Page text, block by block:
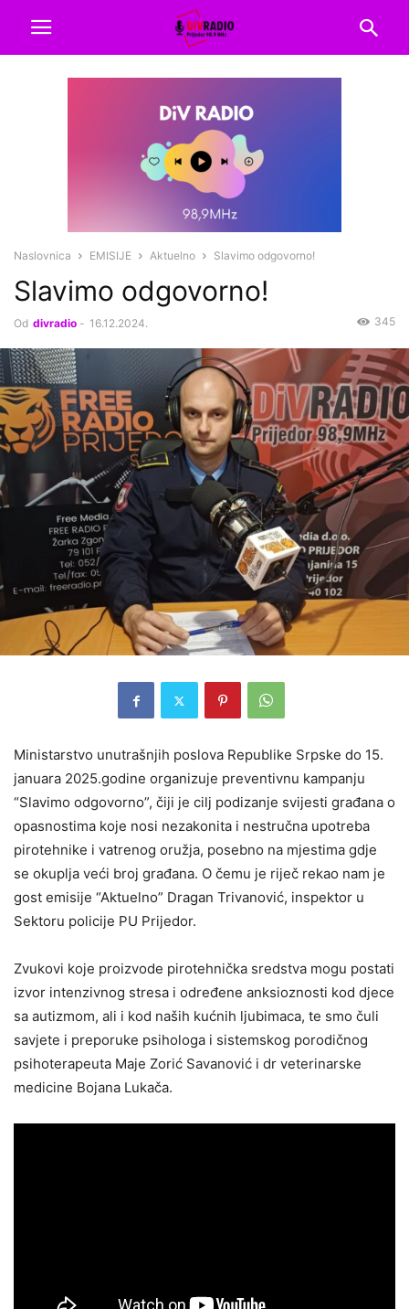
Naslovnica EMISIJE Aktuelno Slavimo odgovorno!
Slavimo odgovorno!
Od divradio - 16.12.2024. 345
Ministarstvo unutrašnjih poslova Republike Srpske do 15.
januara 2025.godine organizuje preventivnu kampanju
“Slavimo odgovorno”, čiji je cilj podizanje svijesti građana o
opasnostima koje nosi nezakonita i nestručna upotreba
pirotehnike i vatrenog oružja, posebno na mjestima gdje
se okuplja veći broj građana. O čemu je riječ rekao nam je
gost emisije “Aktuelno” Dragan Trivanović, inspektor u
Sektoru policije PU Prijedor.
Zvukovi koje proizvode pirotehnička sredstva mogu postati
izvor intenzivnog stresa i određene anksioznosti kod djece
sa autizmom, ali i kod naših kućnih ljubimaca, te smo čuli
savjete i preporuke psihologa i sistemskog porodičnog
psihoterapeuta Maje Zorić Savanović i dr veterinarske
medicine Bojana Lukača.